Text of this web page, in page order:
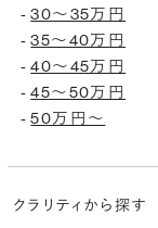
-30〜35万円
-35〜40万円
-40〜45万円
-45〜50万円
-50万円〜
クラリティから探す